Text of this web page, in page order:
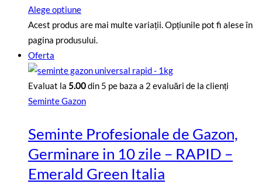
Alege optiune
Acest produs are mai multe variații. Opțiunile pot fi alese în
pagina produsului.
Oferta
Evaluat la 5.00din 5 pe baza a 2 evaluări de la clienți
Seminte Gazon
Seminte Profesionale de Gazon,
Germinare in 10 zile – RAPID –
Emerald Green Italia